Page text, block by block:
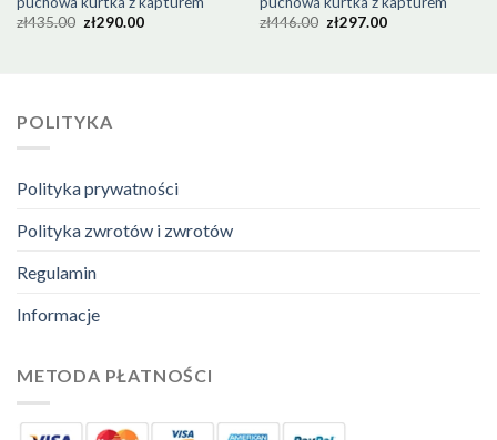
zł435.00 zł290.00
zł446.00 zł297.00
POLITYKA
Polityka prywatności
Polityka zwrotów i zwrotów
Regulamin
Informacje
METODA PŁATNOŚCI